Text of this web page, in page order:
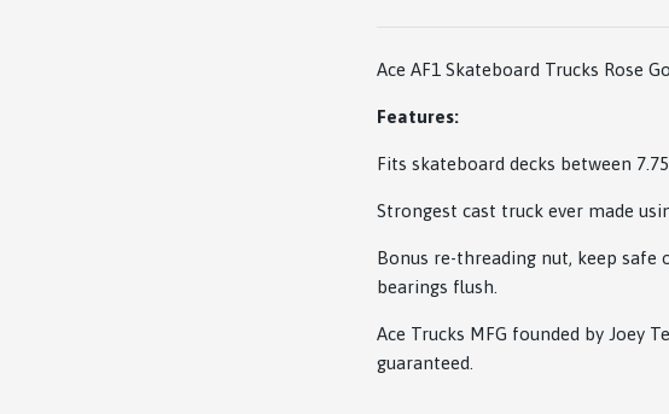
Ace AF1 Skateboard Trucks Rose
Features:
Fits skateboard decks between
Strongest cast truck ever made
Bonus re-threading nut, keep safe
bearings flush.
Ace Trucks MFG founded by Joey
guaranteed.